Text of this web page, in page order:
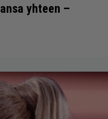
yhteen –